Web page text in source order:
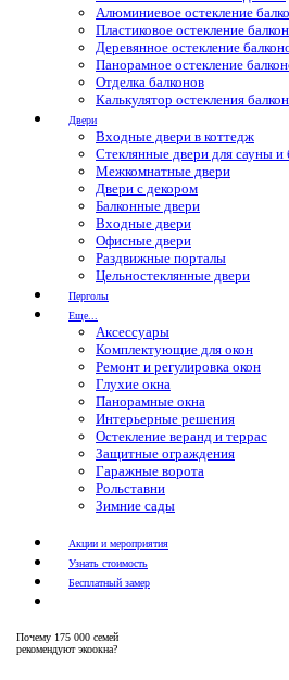
Алюминиевое остекление
Пластиковое остекление
Деревянное остекление
Панорамное остекление
Отделка балконов
Калькулятор остекления
Двери
Входные двери в коттедж
Стеклянные двери для сауны и
Межкомнатные двери
Двери с декором
Балконные двери
Входные двери
Офисные двери
Раздвижные порталы
Цельностеклянные двери
Перголы
Еще...
Аксессуары
Комплектующие для окон
Ремонт и регулировка окон
Глухие окна
Панорамные окна
Интерьерные решения
Остекление веранд и террас
Защитные ограждения
Гаражные ворота
Рольставни
Зимние сады
Акции и мероприятия
Узнать стоимость
Бесплатный замер
Почему 175 000 семей
рекомендуют экоокна?